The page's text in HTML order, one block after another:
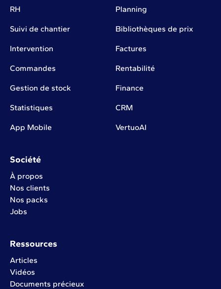
RH Planning
Suivi de chantier Bibliothèques de prix
Intervention Factures
Commandes Rentabilité
Gestion de stock Finance
Statistiques CRM
App Mobile VertuoAI
Société
À propos
Nos clients
Nos packs
Jobs
Ressources
Articles
Vidéos
Documents précieux